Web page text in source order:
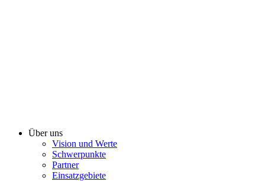
Über uns
Vision und Werte
Schwerpunkte
Partner
Einsatzgebiete